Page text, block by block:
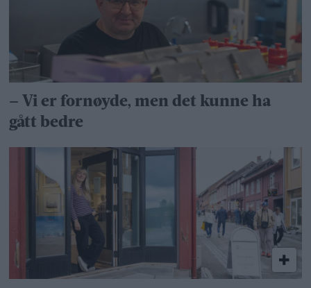
– Vi er fornøyde, men det kunne ha
gått bedre